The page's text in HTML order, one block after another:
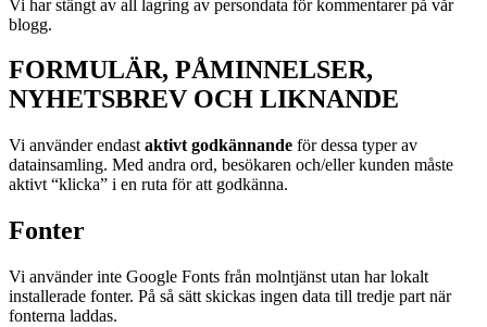
Vi har stängt av all lagring av persondata för kommentarer på vår
blogg.
FORMULÄR, PÅMINNELSER,
NYHETSBREV OCH LIKNANDE
Vi använder endast aktivt godkännande för dessa typer av
datainsamling. Med andra ord, besökaren och/eller kunden måste
aktivt “klicka” i en ruta för att godkänna.
Fonter
Vi använder inte Google Fonts från molntjänst utan har lokalt
installerade fonter. På så sätt skickas ingen data till tredje part när
fonterna laddas.